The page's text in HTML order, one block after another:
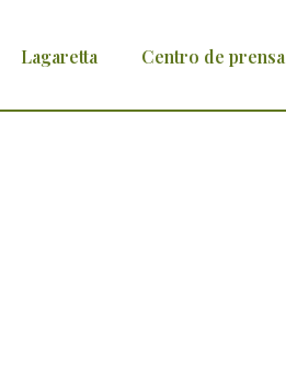
Lagaretta Centro de prensa